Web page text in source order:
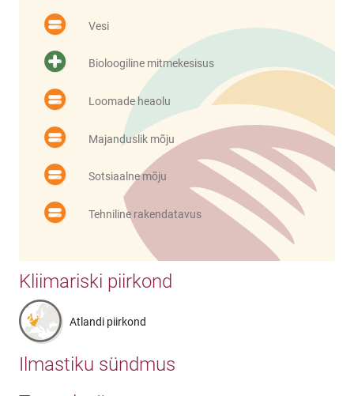
Vesi
Bioloogiline mitmekesisus
Loomade heaolu
Majanduslik mõju
Sotsiaalne mõju
Tehniline rakendatavus
Kliimariski piirkond
Atlandi piirkond
Ilmastiku sündmus